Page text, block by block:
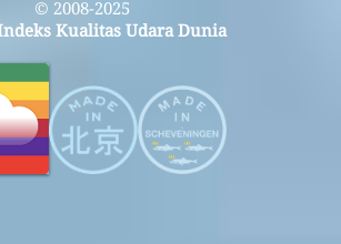
© 2008-2025
Kualitas Udara Dunia